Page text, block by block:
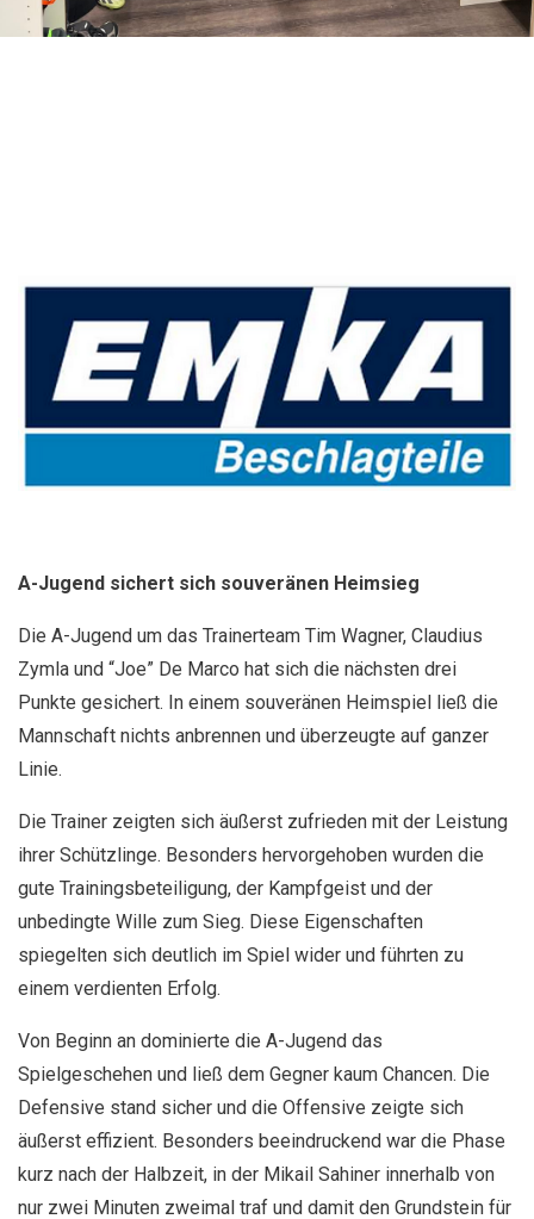
A-Jugend sichert sich souveränen Heimsieg
Die A-Jugend um das Trainerteam Tim Wagner, Claudius
Zymla und “Joe” De Marco hat sich die nächsten drei
Punkte gesichert. In einem souveränen Heimspiel ließ die
Mannschaft nichts anbrennen und überzeugte auf ganzer
Linie.
Die Trainer zeigten sich äußerst zufrieden mit der Leistung
ihrer Schützlinge. Besonders hervorgehoben wurden die
gute Trainingsbeteiligung, der Kampfgeist und der
unbedingte Wille zum Sieg. Diese Eigenschaften
spiegelten sich deutlich im Spiel wider und führten zu
einem verdienten Erfolg.
Von Beginn an dominierte die A-Jugend das
Spielgeschehen und ließ dem Gegner kaum Chancen. Die
Defensive stand sicher und die Offensive zeigte sich
äußerst effizient. Besonders beeindruckend war die Phase
kurz nach der Halbzeit, in der Mikail Sahiner innerhalb von
nur zwei Minuten zweimal traf und damit den Grundstein für